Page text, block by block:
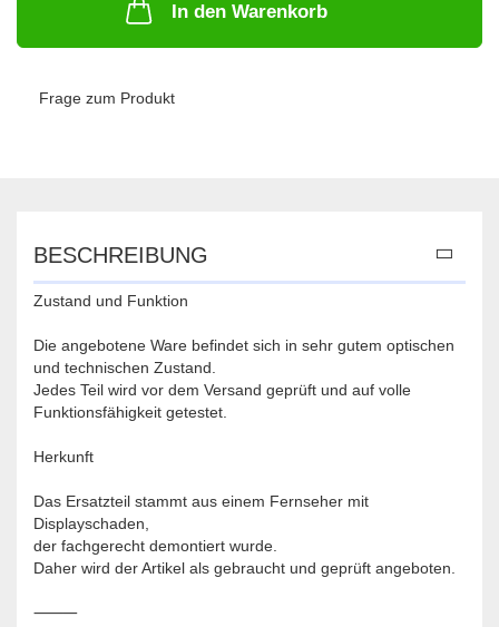
In den Warenkorb
Frage zum Produkt
BESCHREIBUNG
Zustand und Funktion
Die angebotene Ware befindet sich in sehr gutem optischen
und technischen Zustand.
Jedes Teil wird vor dem Versand geprüft und auf volle
Funktionsfähigkeit getestet.
Herkunft
Das Ersatzteil stammt aus einem Fernseher mit
Displayschaden,
der fachgerecht demontiert wurde.
Daher wird der Artikel als gebraucht und geprüft angeboten.
⸻